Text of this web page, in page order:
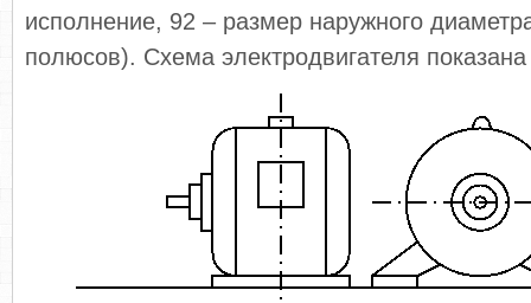
исполнение, 92 – размер наружного
полюсов). Схема электродвигателя